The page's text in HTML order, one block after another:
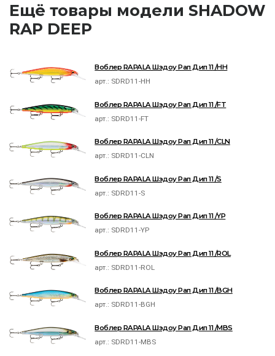
Ещё товары модели SHADOW
RAP DEEP
Воблер RAPALA Шэдоу Рап Дип 11 /HH
арт.: SDRD11-HH
Воблер RAPALA Шэдоу Рап Дип 11 /FT
арт.: SDRD11-FT
Воблер RAPALA Шэдоу Рап Дип 11 /CLN
арт.: SDRD11-CLN
Воблер RAPALA Шэдоу Рап Дип 11 /S
арт.: SDRD11-S
Воблер RAPALA Шэдоу Рап Дип 11 /YP
арт.: SDRD11-YP
Воблер RAPALA Шэдоу Рап Дип 11 /ROL
арт.: SDRD11-ROL
Воблер RAPALA Шэдоу Рап Дип 11 /BGH
арт.: SDRD11-BGH
Воблер RAPALA Шэдоу Рап Дип 11 /MBS
арт.: SDRD11-MBS